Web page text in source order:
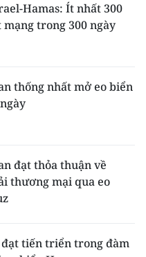
Hamas: Ít nhất 300
trong 300 ngày
thống nhất mở eo biển
đạt thỏa thuận về
thương mại qua eo
tiến triển trong đàm